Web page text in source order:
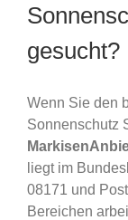
gesucht?
Wenn Sie den
Sonnenschutz
liegt im
08171 und
Bereichen